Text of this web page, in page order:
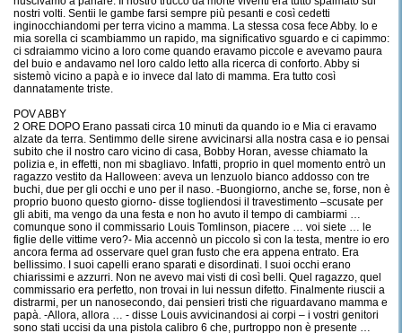
nostri volti. Sentii le gambe farsi sempre più pesanti e così cedetti
inginocchiandomi per terra vicino a mamma. La stessa cosa fece Abby. Io e
mia sorella ci scambiammo un rapido, ma significativo sguardo e ci capimmo:
ci sdraiammo vicino a loro come quando eravamo piccole e avevamo paura
del buio e andavamo nel loro caldo letto alla ricerca di conforto. Abby si
sistemò vicino a papà e io invece dal lato di mamma. Era tutto così
dannatamente triste.
POV ABBY
2 ORE DOPO Erano passati circa 10 minuti da quando io e Mia ci eravamo
alzate da terra. Sentimmo delle sirene avvicinarsi alla nostra casa e io pensai
subito che il nostro caro vicino di casa, Bobby Horan, avesse chiamato la
polizia e, in effetti, non mi sbagliavo. Infatti, proprio in quel momento entrò un
ragazzo vestito da Halloween: aveva un lenzuolo bianco addosso con tre
buchi, due per gli occhi e uno per il naso. -Buongiorno, anche se, forse, non è
proprio buono questo giorno- disse togliendosi il travestimento –scusate per
gli abiti, ma vengo da una festa e non ho avuto il tempo di cambiarmi …
comunque sono il commissario Louis Tomlinson, piacere … voi siete … le
figlie delle vittime vero?- Mia accennò un piccolo sì con la testa, mentre io ero
ancora ferma ad osservare quel gran fusto che era appena entrato. Era
bellissimo. I suoi capelli erano sparati e disordinati. I suoi occhi erano
chiarissimi e azzurri. Non ne avevo mai visti di così belli. Quel ragazzo, quel
commissario era perfetto, non trovai in lui nessun difetto. Finalmente riuscii a
distrarmi, per un nanosecondo, dai pensieri tristi che riguardavano mamma e
papà. -Allora, allora … - disse Louis avvicinandosi ai corpi – i vostri genitori
sono stati uccisi da una pistola calibro 6 che, purtroppo non è presente …